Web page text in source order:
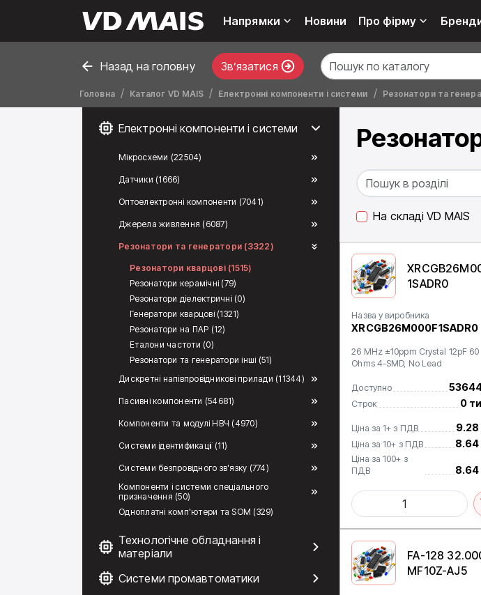
Напрямки Новини Про фірму
Назад на головну Звʼязатися
Головна Каталог VD MAIS Електронні компоненти і системи Резонатори та
Електронні компоненти і системи
Мікросхеми (22504)
Датчики (1666)
Оптоелектронні компоненти (7041)
Джерела живлення (6087)
Резонатори та генератори (3322)
Резонатори кварцові (1515)
Резонатори керамічні (79)
Резонатори діелектричні (0)
Генератори кварцові (1321)
Резонатори на ПАР (12)
Еталони частоти (0)
Резонатори та генератори інші (51)
Дискретні напівпровідникові прилади (11344)
Пасивні компоненти (54681)
Компоненти та модулі НВЧ (4970)
Системи ідентификації (11)
Системи безпровідного зв'язку (774)
Компоненти і системи спеціального
призначення (50)
Одноплатні комп'ютери та SOM (329)
Технологічне обладнання і
матеріали
Системи промавтоматики
На складі VD MAIS
1SADR0
Назва у виробника
XRCGB26M000F1SADR0
26 MHz ±10ppm Crystal 12pF 60
Ohms 4-SMD, No Lead
Доступно
Строк 0
Ціна за 1+ з ПДВ 9.28
Ціна за 10+ з ПДВ 8.64
Ціна за 100+ з
ПДВ
8.64
FA-128
MF10Z-AJ5